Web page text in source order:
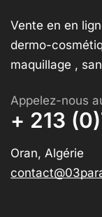
Vente en en
dermo-
maquillage ,
Appelez-nous
+ 213
Oran, Algérie